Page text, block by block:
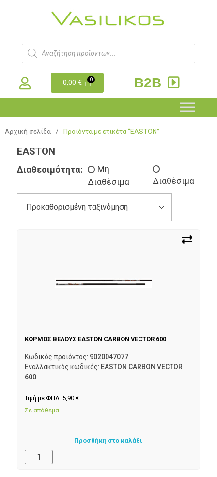
0,00€ B2B
Αρχική σελίδα / Προϊόντα με ετικέτα “EASTON”
EASTON
Διαθεσιμότητα:
Μη
Διαθέσιμα
Διαθέσιμα
ΚΟΡΜΟΣ ΒΕΛΟΥΣ EASTON CARBON VECTOR 600
Κωδικός προϊόντος: 9020047077
Εναλλακτικός κωδικός: EASTON CARBON VECTOR
600
Τιμή με ΦΠΑ: 5,90 €
Σε απόθεμα
Προσθήκη στο καλάθι